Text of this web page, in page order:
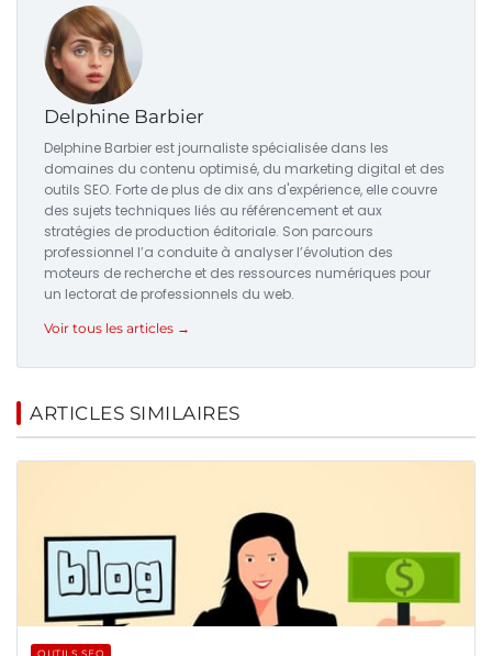
Delphine Barbier
Delphine Barbier est journaliste spécialisée dans les
domaines du contenu optimisé, du marketing digital et des
outils SEO. Forte de plus de dix ans d'expérience, elle couvre
des sujets techniques liés au référencement et aux
stratégies de production éditoriale. Son parcours
professionnel l’a conduite à analyser l’évolution des
moteurs de recherche et des ressources numériques pour
un lectorat de professionnels du web.
Voir tous les articles →
ARTICLES SIMILAIRES